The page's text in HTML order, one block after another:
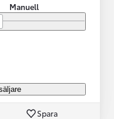
Manuell
Spara